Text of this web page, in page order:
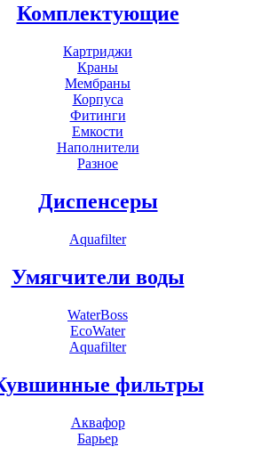
Комплектующие
Картриджи
Краны
Мембраны
Корпуса
Фитинги
Емкости
Наполнители
Разное
Диспенсеры
Aquafilter
Умягчители воды
WaterBoss
EcoWater
Aquafilter
фильтры
Аквафор
Барьер